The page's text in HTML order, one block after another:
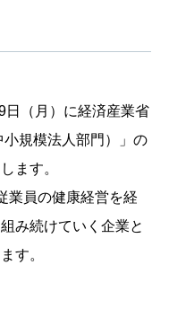
日（月）に経済産業省
規模法人部門）」の
ます。
業員の健康経営を経
み続けていく企業と
す。